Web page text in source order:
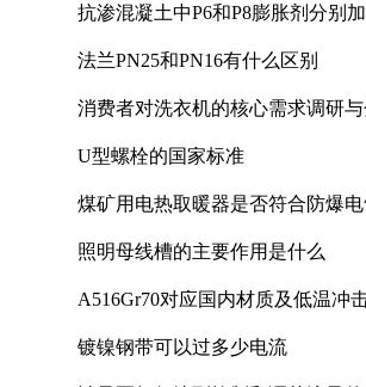
抗渗混凝土中P6和P8膨胀剂分别
法兰PN25和PN16有什么区别
消费者对洗衣机的核心需求调研
U型螺栓的国家标准
煤矿用电热取暖器是否符合防爆
照明母线槽的主要作用是什么
A516Gr70对应国内材质及低温冲
镀镍钢带可以过多少电流